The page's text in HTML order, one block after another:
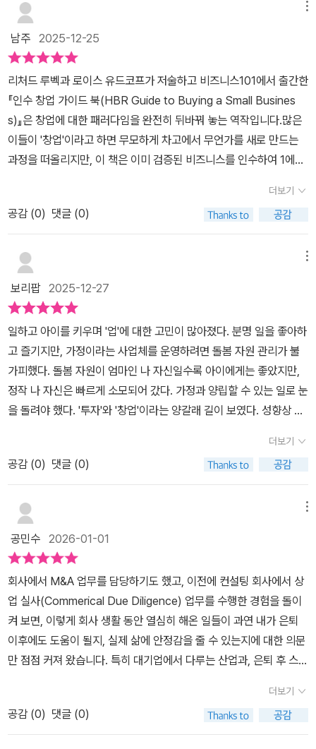
메리트와 전체 흐름을 먼저 설명한 뒤, 탐색을 위한 사전 준비 단계부
터 인수 대상 기업을 찾는 방법, 인수 제안과 협상 과정, 그리고 인수
이후의 마무리까지 차근차근 짚어 나간다. 막연한 이론서가 아니라
실제 실행을 염두에 둔 안내서라는 점이 분명하게 드러난다.특히 기
억에 남는 부분은 인수할 회사의 조건을 명확히 정의하는 대목이다.
이는 곧 꾸준히 수익을 창출하는 사업을 어떻게 구별할 것인가에 대
한 질문과 맞닿아 있다. 단순히 매출 규모가 크다고 해서 좋은 인수 대
상이 되는 것은 아니다. 재무 정보를 통해 회사를 분석하는 것도 중요
의지를 파악하는 일이 매우 중요하다는 설명이 인상 깊다. 은퇴, 건강
악화, 이혼이나 가족 문제 등 매각의 배경을 어느 정도 이해하고 있어
야 협상의 방향도 명확해진다.또한 기업 가치를 산정할 때 최근 1년간
의 EBITDA에 멀티플을 적용하는 방식은 현실적인 기준을 제시한다.
다만 성장성, 예측 가능성, 현금흐름 전환율에 따라 멀티플을 조정할
수 있다는 점에서, 숫자를 기계적으로 적용해서는 안 된다는 경고도
함께 담겨 있다. 인수 이후의 단계 역시 중요하다. 인수 직후 반드시
집중해야 할 네 가지 핵심 과업을 통해, 모든 직원과 관리자를 직접 만
나 자신을 소개하고, 당장은 큰 변화가 없을 것임을 분명히 알리는 과
정의 중요성을 강조한다. 직원과 고객 모두에게 역할과 방향성을 명
확히 전달하는 일이야말로 인수 성공의 출발점임을 이 책은 차분하게
설득한다.『인수 창업 가이드 북』은 창업과 직장 사이에서 고민하는
수하는 도전이 아니라, 이미 검증된 기반 위에서 자신의 경영 역량을
시험해 보고 싶은 이들에게 이 책은 든든한 길잡이가 되어 줄 것이다.
#인수창업가이드북 #리처드루벡 #비지니스101 #창업도서 #인수합
병 #소규모사업 #CEO의길 #경영입문
목답게 친절하게 쉬운용어로 단계적으로 핵심만, 설명하는 것이 느껴
졌습니다. 부족한 부분은 이책을 기초로 다른 책들을 추가로 보면 될
듯합니다. 이 책으로 뼈대를 세우구요. 책을 읽은 후에는 인수에 대해
자신감?과 인수해서 창업하는 것이 그냥 창업하는 것보다 더 나은 대
안일 수 있겠다는 생각이 들었습니다.또 책이 튼튼하게 느껴졌습니
다. 책의 재질이 일반 책들과 달리 약간 두툼하고, 인쇄도 선명하게 되
었습니다. 또 줄 간격이 넓은 것이 '가이드북'이라는 컨셉에 맞게, 옆
에 두고 여러번 읽고 참고 하라고 만든 느낌이 들었습니다.또 이 책에
서 기대한 것은 투자자입장에서 좋은 회사에 투자하는 방법이었습니
다.워런버핏 바이블의 내용 중, 주식투자를 사업을 하듯이 하라. 라고
하면서 기업을 경영해봐야 좋은 기업을 알아보고 주식을 살수 있다.
각이 들었습니다. (역자분 중 존최님도 그렇게 생각하셨는지 서문에
그러한 내용이 있었습니다.) 저도 이책을 읽으면서 약간이나마 경영
자의 마인드로 접근하면서 기업을 볼 수 있겠다는 생각이 어렴풋이
들었습니다. 물론 더 많은 공부가 필요하겠지만요. 하지만 이 책에서
배운건 확실히 수익력이 훌륭하고 지속가능한 사업모델을 가지고 있
지만 경영자의 사정등으로 매물로 나온 소규모 기업이 있다면 실제로
인수해서 경영해볼 수도 있겠다는 막연한 자신감이었습니다. 자영업
자부터 소기업가까지 기업경영과 창업에 관심있는 분들이 읽으면 많
남주 2025-12-25
리처드 루벡과 로이스 유드코프가 저술하고 비즈니스101에서 출간한
『인수 창업 가이드 북(HBR Guide to Buying a Small Busines
s)』은 창업에 대한 패러다임을 완전히 뒤바꿔 놓는 역작입니다.많은
이들이 '창업'이라고 하면 무모하게 차고에서 무언가를 새로 만드는
과정을 떠올리지만, 이 책은 이미 검증된 비즈니스를 인수하여 1에서
quisition)'의 실질적인 로드맵을 제시합니다.이 책을 읽고 느낀 점흔
히 스타트업의 성공 확률을 10% 미만으로 보는데, 이 책은 그 위험천
만한 도박판에 뛰어들기보다 이미 수익이 나고 있는 '현금 흐름'을 사
는 것이 얼마나 지적인 선택인지 일깨워줍니다.창업가는 반드시 발명
최적화하는 것도 위대한 창업가 정신임을 깨달았으며, 막연한 아이디
어에 인생을 거는 것보다, 재무제표가 증명하는 실체 있는 기업을 인
수하는 것이 훨씬 더 '계산된 용기'라는 생각이 들었습니다.저자들은
하버드 경영대학원의 사례와 풍부한 실무 경험을 바탕으로 왜 '인수
후 성장'이 유리한지 논리적으로 설명합니다. 이미 확보된 고객, 숙련
된 직원, 정립된 프로세스는 돈으로 환산할 수 없는 가치를 지닙니다.
이를 구축하는 데 드는 시간 비용(Time Cost)을 절약하는 것이 인
수창업의 핵심입니다.또한, 개인의 자산만으로 창업하는 것이 아니
라, 기업의 가치를 담보로 한 대출과 다양한 금융 기법을 통해 내 자본
디어를 얹어 확장하는 것이 바닥부터 기반을 닦는 것보다 훨씬 빠르
고 강력하다는 점을 깨달았습니다.이 책의 핵심 내용'검토는 냉철하
게, 인수는 전략적으로', 책에서 강조하는 프로세스 중 특히 중요하게
다가온 부분은 '필터링'과 '실사'입니다.1. 단순히 돈을 잘 버는 회사가
아니라, '내가 잘 운영할 수 있는 회사'인가가 최우선입니다. 자신의
역량과 기업의 성격이 맞지 않으면 인수는 곧 재앙이 될 수 있음을 경
고합니다.2. 매출 규모보다 중요한 것은 영업이익과 현금 흐름의 안
정성입니다. 장부 너머의 진실을 파악하기 위한 '실사 과정'의 구체적
아니라 한 사람의 인생 업적을 이어받는 과정입니다. 매도자의 심리
를 이해하고 신뢰를 쌓는 것이 협상의 성패를 좌우한다는 점이 인상
적이었습니다.총평 및 후기이 책은 단순한 이론서가 아니라, 당장 실
더보기
공감 (0) 댓글 (0)
보리팝2025-12-27
일하고 아이를 키우며 '업'에 대한 고민이 많아졌다. 분명 일을 좋아하
고 즐기지만, 가정이라는 사업체를 운영하려면 돌봄 자원 관리가 불
가피했다. 돌봄 자원이 엄마인 나 자신일수록 아이에게는 좋았지만,
정작 나 자신은 빠르게 소모되어 갔다. 가정과 양립할 수 있는 일로 눈
을 돌려야 했다. '투자'와 '창업'이라는 양갈래 길이 보였다. 성향상 사
혼자 감당하는 투자가 더 맞다고 판단했다.​하버드 경영대학원 리처드
루백, 로이스 유드코프 교수가 펴낸 <인수창업 가이드북>은 이 양갈
래 길 외에 '제3의 길'을 제시했다. 바로 인수창업이다. 소규모 사업체
를 탐색 후 인수해 경영하는 모든 과정을 한 권에 담았다. 저자에 따르
면 인수창업은 직업이 아닌 사업을 사는 방식이다. 숙련된 장인이나
전문가라도 결국 자신의 시간을 온전히 결과물에 바쳐야 하는 것과
달리, 인수창업은 시스템을 사는 것이므로 시간과 자본이 결부되지
않을 수 있음을 귀띔한다. 사업체를 소유하면 자본이 시간에 귀속되
지 않을 수 있다. 경영자로서 받는 급여 외에 자본에 대한 투자 수익도
얻을 수 있다. 매사 시간이 부족하다고 느끼는 내게도 유효한 선택지
다.투자할 기업을 고를 때도 저자가 강조하는 안목이 필요하다. 몸집
이 작은 기업을 고를 땐 더욱 그렇다. 저자는 인수할 회사의 최적 조건
으로 '꾸준히 수익을 창출하는 사업' 찾기를 주문한다. 꾸준히 수익을
창출하는 사업의 특징은 단골 고객 확보에 있다. 단골 고객이 있다는
더보기
공감 (0) 댓글 (0)
공민수 2026-01-01
회사에서 M&A 업무를 담당하기도 했고, 이전에 컨설팅 회사에서 상
업 실사(Commerical Due Diligence) 업무를 수행한 경험을 돌이
켜 보면, 이렇게 회사 생활 동안 열심히 해온 일들이 과연 내가 은퇴
이후에도 도움이 될지, 실제 삶에 안정감을 줄 수 있는지에 대한 의문
만 점점 커져 왔습니다. 특히 대기업에서 다루는 산업과, 은퇴 후 스스
게 다르다는 점을 고려했을 때, 지금 다니는 회사에서 어떤 부분을 배
워 가져가야 장기적으로 내 삶에 도움이 될지 계속 고민하게 됩니다.​
이런 관점에서 이 책을 읽어보면, M&A 프로세스에 대해 명확히 알고
더보기
공감 (0) 댓글 (0)